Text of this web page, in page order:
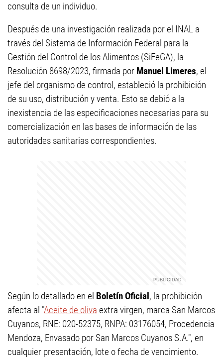
consulta de un individuo.
Después de una investigación realizada por el INAL a
través del Sistema de Información Federal para la
Gestión del Control de los Alimentos (SiFeGA), la
Resolución 8698/2023, firmada por Manuel Limeres, el
jefe del organismo de control, estableció la prohibición
de su uso, distribución y venta. Esto se debió a la
inexistencia de las especificaciones necesarias para su
comercialización en las bases de información de las
autoridades sanitarias correspondientes.
Según lo detallado en el Boletín Oficial, la prohibición
afecta al "Aceite de oliva extra virgen, marca San Marcos
Cuyanos, RNE: 020-52375, RNPA: 03176054, Procedencia
Mendoza, Envasado por San Marcos Cuyanos S.A.", en
cualquier presentación, lote o fecha de vencimiento.